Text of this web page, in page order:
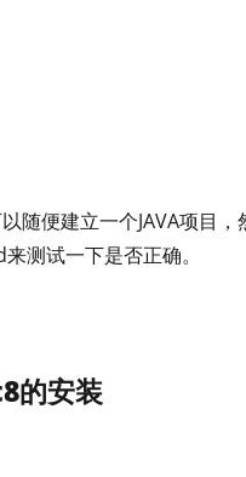
便建立一个JAVA项目，
测试一下是否正确。
的安装